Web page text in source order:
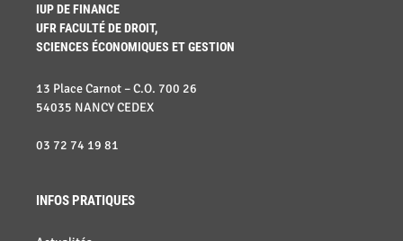
IUP DE FINANCE
UFR FACULTÉ DE DROIT,
SCIENCES ÉCONOMIQUES ET GESTION
13 Place Carnot – C.O. 700 26
54035 NANCY CEDEX
03 72 74 19 81
INFOS PRATIQUES